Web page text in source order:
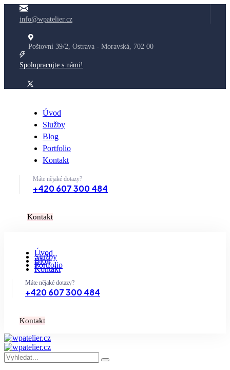
info@wpatelier.cz
Poštovní 39/2, Ostrava - Moravská, 702 00
Spolupracujte s námi!
Úvod
Služby
Blog
Portfolio
Kontakt
Máte nějaké dotazy?
+420 607 300 484
Kontakt
Úvod
Služby
Blog
Portfolio
Kontakt
Máte nějaké dotazy?
+420 607 300 484
Kontakt